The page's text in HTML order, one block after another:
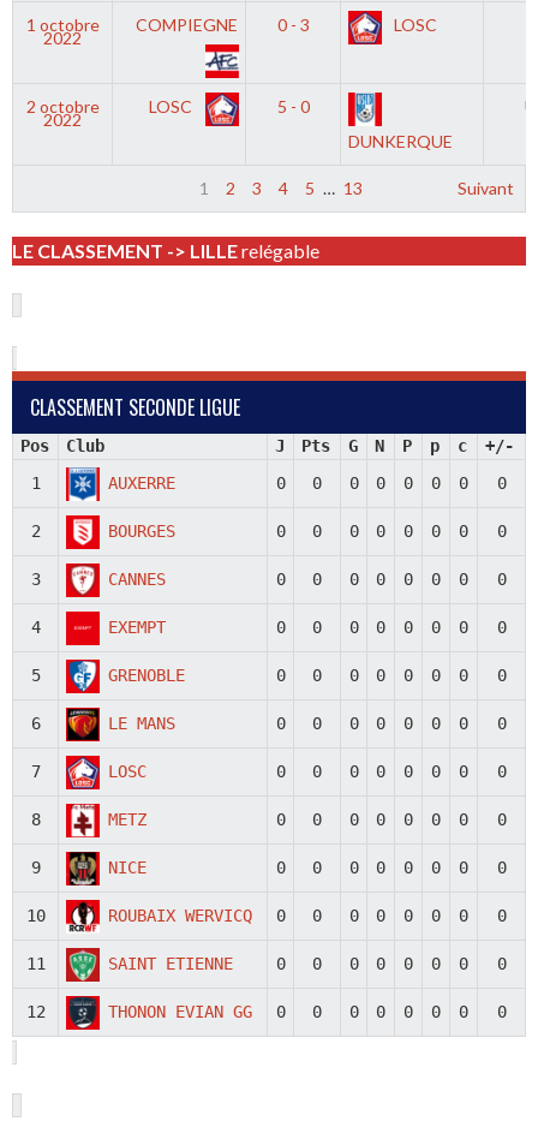
1 octobre
2022
COMPIEGNE 0 - 3 LOSC
2 octobre
2022
LOSC
5 - 0
DUNKERQUE
1 2 3 4 5 … 13 Suivant
LE CLASSEMENT -> LILLErelégable
CLASSEMENT SECONDE LIGUE
Pos Club J Pts G N P p c
+/-
1
AUXERRE 0 0 0 0 0 0 0 0
2 BOURGES 0 0 0 0 0 0 0 0
3 CANNES 0 0 0 0 0 0 0 0
4 EXEMPT 0 0 0 0 0 0 0 0
5 GRENOBLE 0 0 0 0 0 0 0 0
6 LE MANS 0 0 0 0 0 0 0 0
7 LOSC 0 0 0 0 0 0 0 0
8 METZ 0 0 0 0 0 0 0 0
9 NICE 0 0 0 0 0 0 0 0
10 ROUBAIX WERVICQ 0 0 0 0 0 0 0 0
11 SAINT ETIENNE 0 0 0 0 0 0 0 0
12 THONON EVIAN GG 0 0 0 0 0 0 0 0